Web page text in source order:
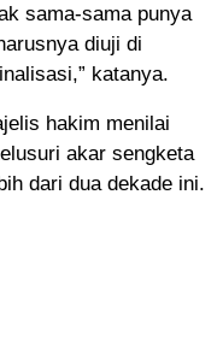
sama-sama punya
diuji di
katanya.
hakim menilai
akar sengketa
dari dua dekade ini.